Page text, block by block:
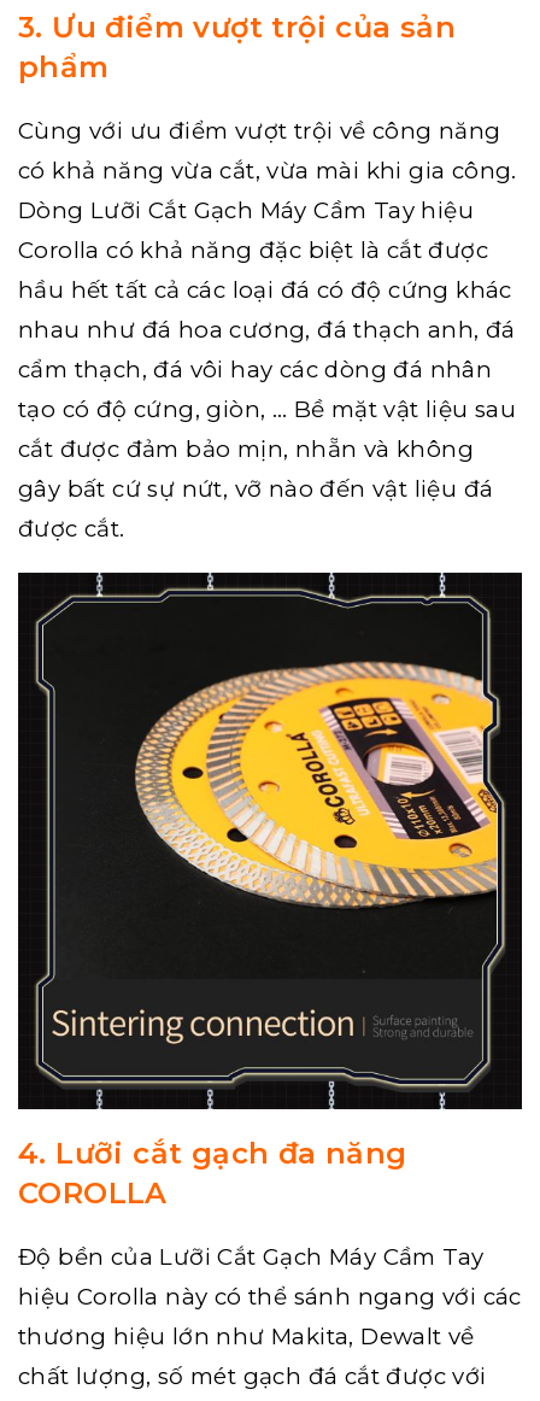
3. Ưu điểm vượt trội của sản
phẩm
Cùng với ưu điểm vượt trội về công năng
có khả năng vừa cắt, vừa mài khi gia công.
Dòng Lưỡi Cắt Gạch Máy Cầm Tay hiệu
Corolla có khả năng đặc biệt là cắt được
hầu hết tất cả các loại đá có độ cứng khác
nhau như đá hoa cương, đá thạch anh, đá
cẩm thạch, đá vôi hay các dòng đá nhân
tạo có độ cứng, giòn, … Bề mặt vật liệu sau
cắt được đảm bảo mịn, nhẵn và không
gây bất cứ sự nứt, vỡ nào đến vật liệu đá
được cắt.
4. Lưỡi cắt gạch đa năng
COROLLA
Độ bền của Lưỡi Cắt Gạch Máy Cầm Tay
hiệu Corolla này có thể sánh ngang với các
thương hiệu lớn như Makita, Dewalt về
chất lượng, số mét gạch đá cắt được với